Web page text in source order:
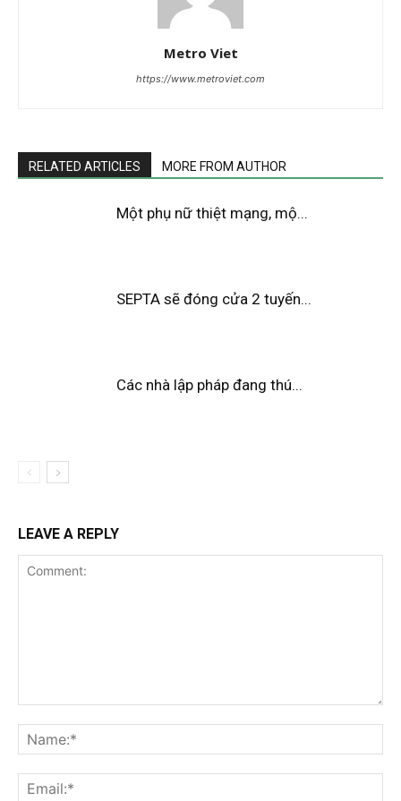
Metro Viet
https://www.metroviet.com
RELATED ARTICLES MORE FROM AUTHOR
Một phụ nữ thiệt mạng, mộ...
SEPTA sẽ đóng cửa 2 tuyến...
Các nhà lập pháp đang thú...
LEAVE A REPLY